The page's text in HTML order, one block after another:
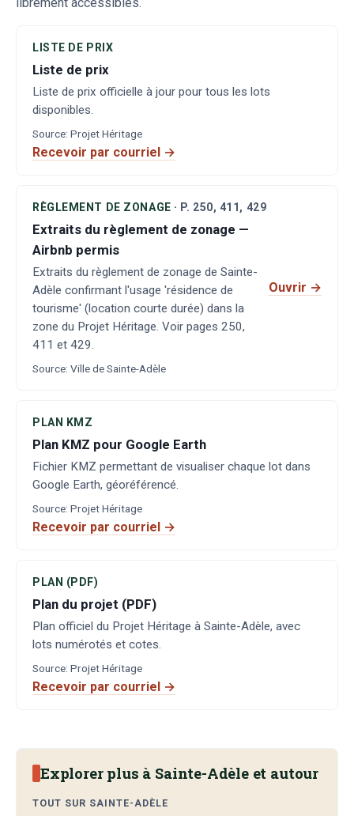
LISTE DE PRIX
Liste de prix
Liste de prix officielle à jour pour tous les lots
disponibles.
Source: Projet Héritage
Recevoir par courriel →
RÈGLEMENT DE ZONAGE · P. 250, 411, 429
Extraits du règlement de zonage —
Airbnb permis
Extraits du règlement de zonage de Sainte-
Adèle confirmant l'usage 'résidence de
tourisme' (location courte durée) dans la
zone du Projet Héritage. Voir pages 250,
411 et 429.
Source: Ville de Sainte-Adèle
Ouvrir →
PLAN KMZ
Plan KMZ pour Google Earth
Fichier KMZ permettant de visualiser chaque lot dans
Google Earth, géoréférencé.
Source: Projet Héritage
Recevoir par courriel →
PLAN (PDF)
Plan du projet (PDF)
Plan officiel du Projet Héritage à Sainte-Adèle, avec
lots numérotés et cotes.
Source: Projet Héritage
Recevoir par courriel →
Explorer plus à Sainte-Adèle et autour
TOUT SUR SAINTE-ADÈLE